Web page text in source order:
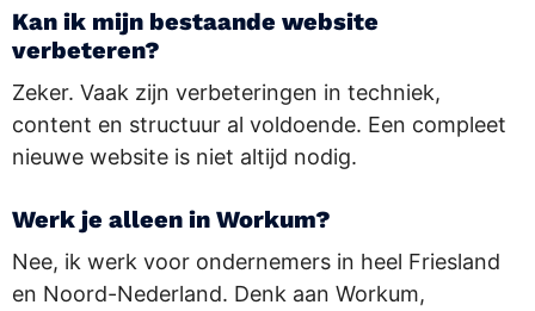
Kan ik mijn bestaande website
verbeteren?
Zeker. Vaak zijn verbeteringen in techniek,
content en structuur al voldoende. Een compleet
nieuwe website is niet altijd nodig.
Werk je alleen in Workum?
Nee, ik werk voor ondernemers in heel Friesland
en Noord-Nederland. Denk aan Workum,